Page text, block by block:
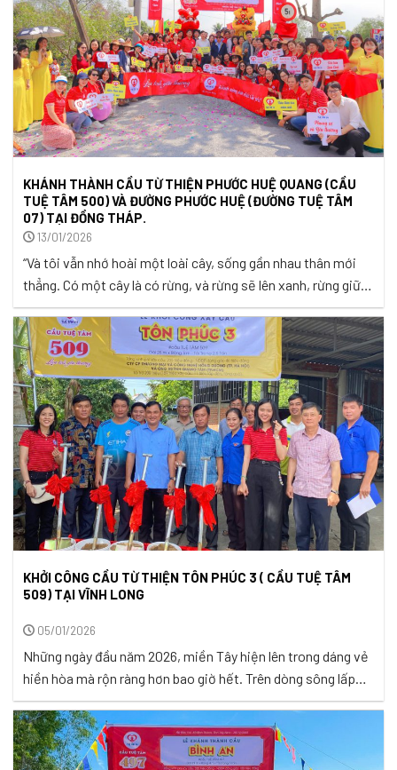
KHÁNH THÀNH CẦU TỪ THIỆN PHƯỚC HUỆ QUANG (CẦU
TUỆ TÂM 500) VÀ ĐƯỜNG PHƯỚC HUỆ (ĐƯỜNG TUỆ TÂM
07) TẠI ĐỒNG THÁP.
13/01/2026
“Và tôi vẫn nhớ hoài một loài cây, sống gần nhau thân mới
thẳng. Có một cây là có rừng, và rừng sẽ lên xanh, rừng giữ
đất quê hương. … Chân lý thuộc về mọi người, không chịu
sống đời nhỏ nhoi. Xin hát về bạn bè tôi, những người sống
vì mọi người…” ...
KHỞI CÔNG CẦU TỪ THIỆN TÔN PHÚC 3 ( CẦU TUỆ TÂM
509) TẠI VĨNH LONG
05/01/2026
Những ngày đầu năm 2026, miền Tây hiện lên trong dáng vẻ
hiền hòa mà rộn ràng hơn bao giờ hết. Trên dòng sông lấp
lánh nắng xuân, ghe xuồng xuôi ngược mang theo tiếng cười
giòn tan của bà con. Hai bên bờ, hàng dừa nước nghiêng
mình soi bóng, cờ hoa rực rỡ ...